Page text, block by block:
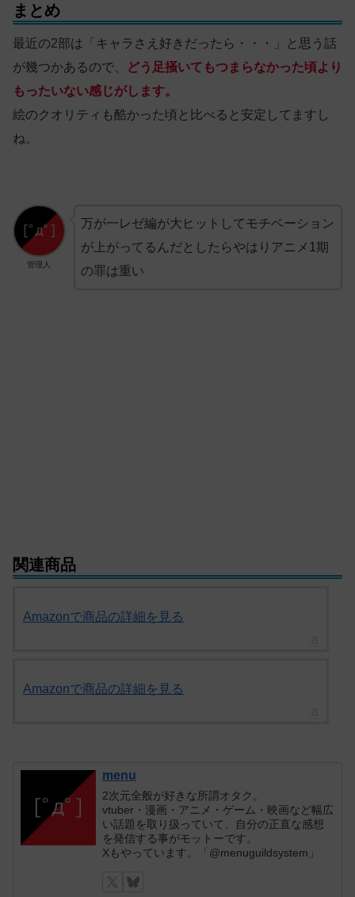
まとめ
最近の2部は「キャラさえ好きだったら・・・」と思う話
が幾つかあるので、
どう足掻いてもつまらなかった頃より
もったいない感じがします。
絵のクオリティも酷かった頃と比べると安定してますし
ね。
管理人
万が一レゼ編が大ヒットしてモチベーション
が上がってるんだとしたらやはりアニメ1期
の罪は重い
関連商品
Amazonで商品の詳細を見る
Amazonで商品の詳細を見る
menu
2次元全般が好きな所謂オタク。
vtuber・漫画・アニメ・ゲーム・映画など幅広
い話題を取り扱っていて、自分の正直な感想
を発信する事がモットーです。
Xもやっています。「@menuguildsystem」